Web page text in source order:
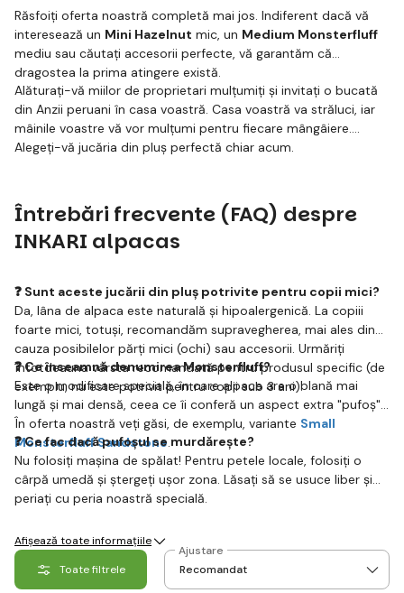
Răsfoiți oferta noastră completă mai jos. Indiferent dacă vă
interesează un Mini Hazelnut mic, un Medium Monsterfluff
mediu sau căutați accesorii perfecte, vă garantăm că
dragostea la prima atingere există.
Alăturați-vă miilor de proprietari mulțumiți și invitați o bucată
din Anzii peruani în casa voastră. Casa voastră va străluci, iar
mâinile voastre vă vor mulțumi pentru fiecare mângâiere.
Alegeți-vă jucăria din pluș perfectă chiar acum.
Întrebări frecvente (FAQ) despre
INKARI alpacas
❓ Sunt aceste jucării din pluș potrivite pentru copii mici?
Da, lâna de alpaca este naturală și hipoalergenică. La copiii
foarte mici, totuși, recomandăm supravegherea, mai ales din
cauza posibilelor părți mici (ochi) sau accesorii. Urmăriți
întotdeauna vârsta recomandată pentru produsul specific (de
exemplu, nu este potrivit pentru copii sub 3 ani).
❓ Ce înseamnă denumirea Monsterfluff?
Este o modificare specială, în care alpaca are o blană mai
lungă și mai densă, ceea ce îi conferă un aspect extra "pufoș".
În oferta noastră veți găsi, de exemplu, variante Small
Monsterfluff Sandstone.
❓ Ce fac dacă pufoșul se murdărește?
Nu folosiți mașina de spălat! Pentru petele locale, folosiți o
cârpă umedă și ștergeți ușor zona. Lăsați să se usuce liber și
periați cu peria noastră specială.
Afișează toate informațiile
Toate filtrele
Ajustare